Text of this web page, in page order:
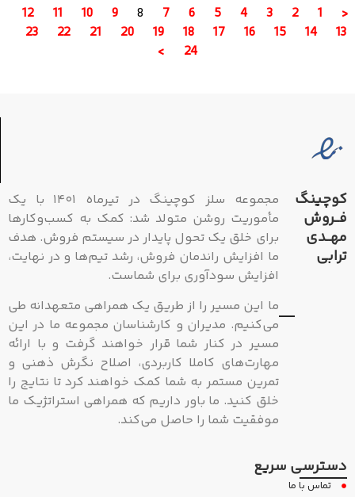
<
1
2
3
4
5
6
7
8
9
10
11
12
13
14
15
16
17
18
19
20
21
22
23
24
>
کوچینگ
فــروش
مهــدی
ترابی
مجموعه سلز کوچینگ در تیرماه ۱۴۰۱ با یک
مأموریت روشن متولد شد: کمک به کسب‌وکارها
برای خلق یک تحول پایدار در سیستم فروش. هدف
ما افزایش راندمان فروش، رشد تیم‌ها و در نهایت،
افزایش سودآوری برای شماست.
ما این مسیر را از طریق یک همراهی متعهدانه طی
می‌کنیم. مدیران و کارشناسان مجموعه ما در این
مسیر در کنار شما قرار خواهند گرفت و با ارائه
مهارت‌های کاملا کاربردی، اصلاح نگرش ذهنی و
تمرین مستمر به شما کمک خواهند کرد تا نتایج را
خلق کنید. ما باور داریم که همراهی استراتژیک ما
موفقیت شما را حاصل می‌کند.
دسترسی سریع
تماس با ما